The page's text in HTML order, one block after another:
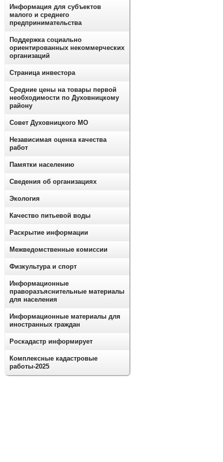
Информация для субъектов
малого и среднего
предпринимательства
Поддержка социально
ориентированных некоммерческих
организаций
Страница инвестора
Средние цены на товары первой
необходимости по Духовницкому
району
Совет Духовницкого МО
Независимая оценка качества
работ
Памятки населению
Сведения об организациях
Экология
Качество питьевой воды
Раскрытие информации
Межведомственные комиссии
Физкультура и спорт
Информационные
праворазъяснительные материалы
для населения
Информационные материалы для
иностранных граждан
Роскадастр информирует
Комплексные кадастровые
работы-2025